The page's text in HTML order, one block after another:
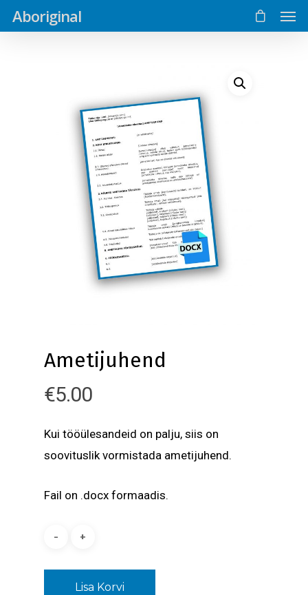
Aboriginal
Ametijuhend
€5.00
Kui tööülesandeid on palju, siis on
soovituslik vormistada ametijuhend.
Fail on .docx formaadis.
Lisa Korvi